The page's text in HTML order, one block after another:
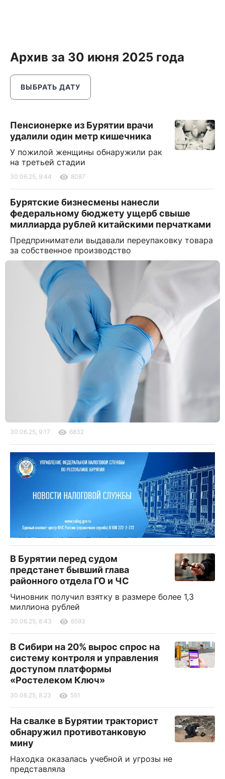
Архив за 30 июня 2025 года
ВЫБРАТЬ ДАТУ
Пенсионерке из Бурятии врачи
удалили один метр кишечника
У пожилой женщины обнаружили рак
на третьей стадии
30.06.25, 9:44 8087
Бурятские бизнесмены нанесли
федеральному бюджету ущерб свыше
миллиарда рублей китайскими перчатками
Предприниматели выдавали переупаковку товара
за собственное производство
30.06.25, 9:17 6832
В Бурятии перед судом
предстанет бывший глава
районного отдела ГО и ЧС
Чиновник получил взятку в размере более 1,3
миллиона рублей
30.06.25, 8:43 6593
В Сибири на 20% вырос спрос на
систему контроля и управления
доступом платформы
«Ростелеком Ключ»
30.06.25, 8:23 551
На свалке в Бурятии тракторист
обнаружил противотанковую
мину
Находка оказалась учебной и угрозы не
представляла